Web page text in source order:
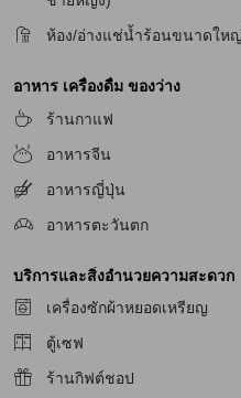
นห้องพักสำหรับผู้มีปัญหาทางการได้
อมราวจับ
ห้อง/อ่างแช่น้ำร้อนขนาดให
อาหาร เครื่องดื่ม ของว่าง
ร้านกาแฟ
อาหารจีน
อาหารญี่ปุ่น
อาหารตะวันตก
บริการและสิ่งอำนวยความสะดวก
เครื่องซักผ้าหยอดเหรียญ
ตู้เซฟ
ร้านกิฟต์ชอป